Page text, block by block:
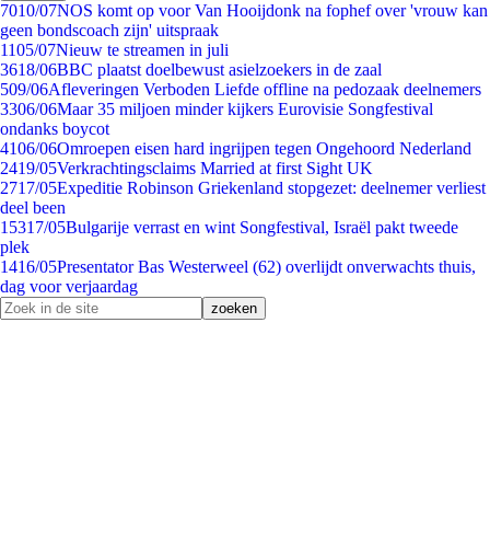
7010/07NOS komt op voor Van Hooijdonk na fophef over 'vrouw kan
geen bondscoach zijn' uitspraak
1105/07Nieuw te streamen in juli
3618/06BBC plaatst doelbewust asielzoekers in de zaal
509/06Afleveringen Verboden Liefde offline na pedozaak deelnemers
3306/06Maar 35 miljoen minder kijkers Eurovisie Songfestival
ondanks boycot
4106/06Omroepen eisen hard ingrijpen tegen Ongehoord Nederland
2419/05Verkrachtingsclaims Married at first Sight UK
2717/05Expeditie Robinson Griekenland stopgezet: deelnemer verliest
deel been
15317/05Bulgarije verrast en wint Songfestival, Israël pakt tweede
plek
1416/05Presentator Bas Westerweel (62) overlijdt onverwachts thuis,
dag voor verjaardag